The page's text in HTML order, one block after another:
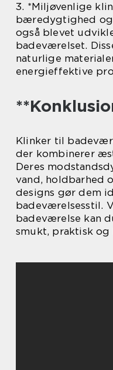
3. *Miljøvenlige
bæredygtighed
også blevet
badeværelset.
naturlige
energieffektive
Klinker til
der kombinerer
Deres
vand, holdbarhed
designs gør dem
badeværelsesstil.
badeværelse kan
smukt, praktisk og